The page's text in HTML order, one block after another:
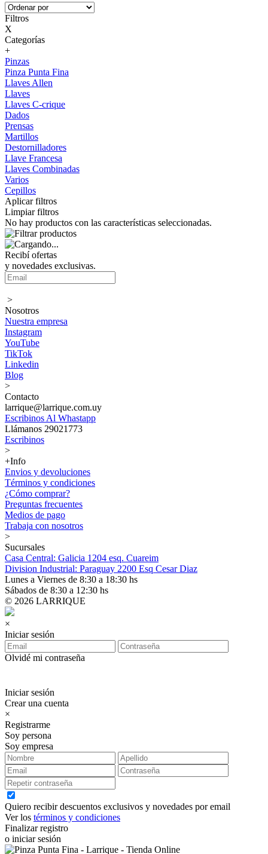
Filtros
X
Categorías
+
Pinzas
Pinza Punta Fina
Llaves Allen
Llaves
Llaves C-crique
Dados
Prensas
Martillos
Destornilladores
Llave Francesa
Llaves Combinadas
Varios
Cepillos
Aplicar filtros
Limpiar filtros
No hay productos con las características seleccionadas.
Recibí ofertas
y novedades exclusivas.
>
Nosotros
Nuestra empresa
Instagram
YouTube
TikTok
Linkedin
Blog
>
Contacto
larrique@larrique.com.uy
Escribinos Al Whastapp
Llámanos 29021773
Escribinos
>
+Info
Envios y devoluciones
Términos y condiciones
¿Cómo comprar?
Preguntas frecuentes
Medios de pago
Trabaja con nosotros
>
Sucursales
Casa Central: Galicia 1204 esq. Cuareim
Division Industrial: Paraguay 2200 Esq Cesar Diaz
Lunes a Viernes de 8:30 a 18:30 hs
Sábados de 8:30 a 12:30 hs
© 2026 LARRIQUE
×
Iniciar sesión
Olvidé mi contraseña
Iniciar sesión
Crear una cuenta
×
Registrarme
Soy persona
Soy empresa
Quiero recibir descuentos exclusivos y novedades por email
Ver los términos y condiciones
Finalizar registro
o iniciar sesión